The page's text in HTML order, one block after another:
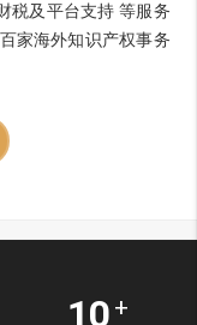
税及平台支持 等服务
家海外知识产权事务
10 +